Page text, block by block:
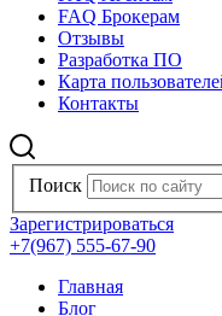
FAQ Брокерам
Отзывы
Разработка ПО
Карта
Контакты
Поиск
Зарегистрироваться
+7(967) 555-67-90
Главная
Блог